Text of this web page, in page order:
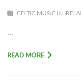
CELTIC MUSIC IN
...
READ MORE